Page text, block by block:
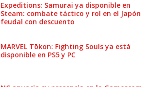
Expeditions: Samurai ya disponible en
Steam: combate táctico y rol en el Japón
feudal con descuento
MARVEL Tōkon: Fighting Souls ya está
disponible en PS5 y PC